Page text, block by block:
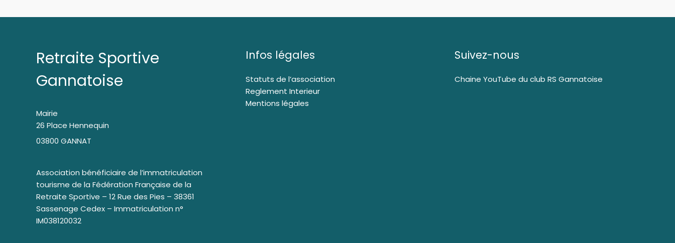
Retraite Sportive
Gannatoise
Mairie
26 Place Hennequin
03800 GANNAT
Association bénéficiaire de l’immatriculation
tourisme de la Fédération Française de la
Retraite Sportive – 12 Rue des Pies – 38361
Sassenage Cedex – Immatriculation n°
IM038120032
Infos légales
Statuts de l’association
Reglement Interieur
Mentions légales
Suivez-nous
Chaine YouTube du club RS Gannatoise